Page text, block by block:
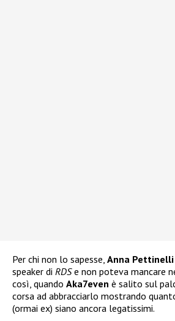
Per chi non lo sapesse, Anna Pettinelli
speaker di RDSe non poteva mancare
così, quando Aka7even è salito sul
corsa ad abbracciarlo mostrando
(ormai ex) siano ancora legatissimi.